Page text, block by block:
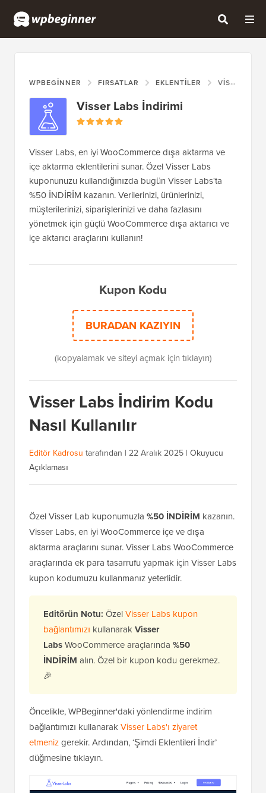
WPBEGINNER FIRSATLAR EKLENTILER VISSER LABS İNDIRIMI
Visser Labs İndirimi
Visser Labs, en iyi WooCommerce dışa aktarma ve
içe aktarma eklentilerini sunar. Özel Visser Labs
kuponunuzu kullandığınızda bugün Visser Labs'ta
%50 İNDİRİM kazanın. Verilerinizi, ürünlerinizi,
müşterilerinizi, siparişlerinizi ve daha fazlasını
yönetmek için güçlü WooCommerce dışa aktarıcı ve
içe aktarıcı araçlarını kullanın!
Kupon Kodu
BURADAN KAZIYIN
(kopyalamak ve siteyi açmak için tıklayın)
Visser Labs İndirim Kodu
Nasıl Kullanılır
Editör Kadrosu tarafından | 22 Aralık 2025 | Okuyucu
Açıklaması
Özel Visser Lab kuponumuzla %50 İNDİRİM kazanın.
Visser Labs, en iyi WooCommerce içe ve dışa
aktarma araçlarını sunar. Visser Labs WooCommerce
araçlarında ek para tasarrufu yapmak için Visser Labs
kupon kodumuzu kullanmanız yeterlidir.
Editörün Notu: ÖzelVisser Labs kupon
bağlantımızı kullanarakVisser
LabsWooCommerce araçlarında %50
İNDİRİM alın. Özel bir kupon kodu gerekmez.
🎉
Öncelikle, WPBeginner'daki yönlendirme indirim
bağlantımızı kullanarakVisser Labs'ı ziyaret
etmenizgerekir. Ardından, ‘Şimdi Eklentileri İndir’
düğmesine tıklayın.